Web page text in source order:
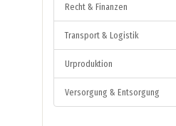
Recht & Finanzen
Transport & Logistik
Urproduktion
Versorgung & Entsorgung